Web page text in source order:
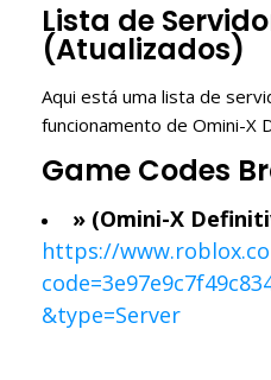
Lista de
(Atualizados)
Aqui está uma lista de
funcionamento de Omini-X
Game Codes
» (Omini-X
https://
&type=Server